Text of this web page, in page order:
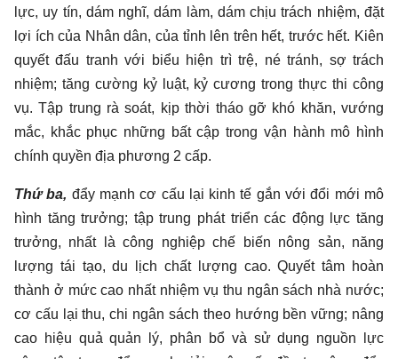
lực, uy tín, dám nghĩ, dám làm, dám chịu trách nhiệm, đặt
lợi ích của Nhân dân, của tỉnh lên trên hết, trước hết. Kiên
quyết đấu tranh với biểu hiện trì trệ, né tránh, sợ trách
nhiệm; tăng cường kỷ luật, kỷ cương trong thực thi công
vụ. Tập trung rà soát, kịp thời tháo gỡ khó khăn, vướng
mắc, khắc phục những bất cập trong vận hành mô hình
chính quyền địa phương 2 cấp.
Thứ ba, đẩy mạnh cơ cấu lại kinh tế gắn với đổi mới mô
hình tăng trưởng; tập trung phát triển các động lực tăng
trưởng, nhất là công nghiệp chế biến nông sản, năng
lượng tái tạo, du lịch chất lượng cao. Quyết tâm hoàn
thành ở mức cao nhất nhiệm vụ thu ngân sách nhà nước;
cơ cấu lại thu, chi ngân sách theo hướng bền vững; nâng
cao hiệu quả quản lý, phân bổ và sử dụng nguồn lực